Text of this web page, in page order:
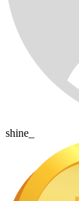
shine_